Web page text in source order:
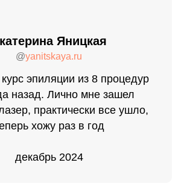
Яницкая
@yanitskaya.ru
эпиляции из 8 процедур
назад. Лично мне зашел
практически все ушло,
хожу раз в год
декабрь 2024